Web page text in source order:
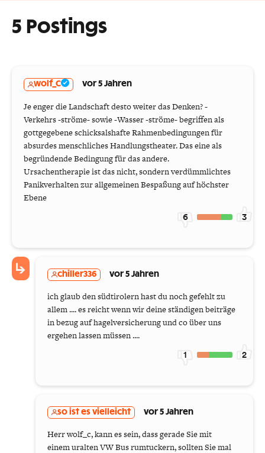
5 Postings
wolf_C vor 5 Jahren
Je enger die Landschaft desto weiter das Denken? -
Verkehrs -ströme- sowie -Wasser -ströme- begriffen als
gottgegebene schicksalshafte Rahmenbedingungen für
absurdes menschliches Handlungstheater. Das eine als
begründende Bedingung für das andere.
Ursachentherapie ist das nicht, sondern verdümmlichtes
Panikverhalten zur allgemeinen Bespaßung auf höchster
Ebene
6 3
chiller336 vor 5 Jahren
ich glaub den südtirolern hast du noch gefehlt zu
allem .... es reicht wenn wir deine ständigen beiträge
in bezug auf hagelversicherung und co über uns
ergehen lassen müssen ....
1 2
so ist es vielleicht vor 5 Jahren
Herr wolf_c, kann es sein, dass gerade Sie mit
einem uralten VW Bus rumtuckern, sollten Sie mal